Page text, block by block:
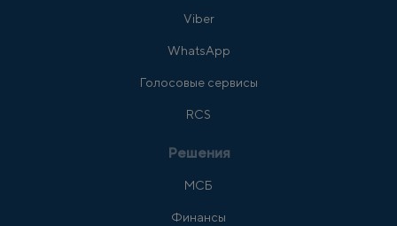
Viber
WhatsApp
Голосовые сервисы
RCS
Решения
МСБ
Финансы